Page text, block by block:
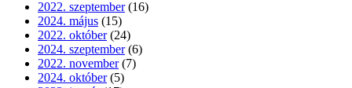
2022. szeptember (16)
2024. május (15)
2022. október (24)
2024. szeptember (6)
2022. november (7)
2024. október (5)